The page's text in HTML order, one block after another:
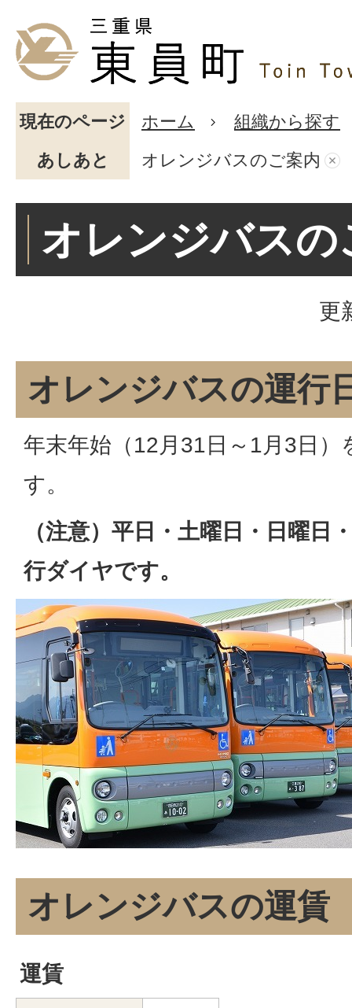
現在のページ ホーム
組織から探す
あしあと
オレンジバスのご案内
オレンジバスの
更
オレンジバスの運行
年末年始（12月31日～1月3日）
す。
（注意）平日・土曜日・日曜日
行ダイヤです。
オレンジバスの運賃
運賃